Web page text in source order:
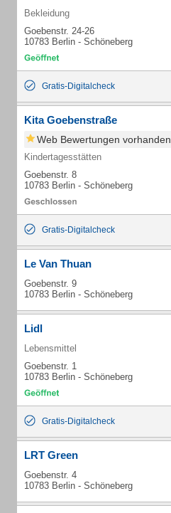
Bekleidung
Goebenstr. 24-26
10783 Berlin - Schöneberg
Gratis-Digitalcheck
Kita Goebenstraße
Web Bewertungen vorhanden
Kindertagesstätten
Goebenstr. 8
10783 Berlin - Schöneberg
Gratis-Digitalcheck
Le Van Thuan
Goebenstr. 9
10783 Berlin - Schöneberg
Lidl
Lebensmittel
Goebenstr. 1
10783 Berlin - Schöneberg
Gratis-Digitalcheck
LRT Green
Goebenstr. 4
10783 Berlin - Schöneberg